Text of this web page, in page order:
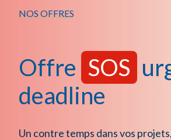
NOS OFFRES
Offre SOS
deadline
Un contre temps dans vos